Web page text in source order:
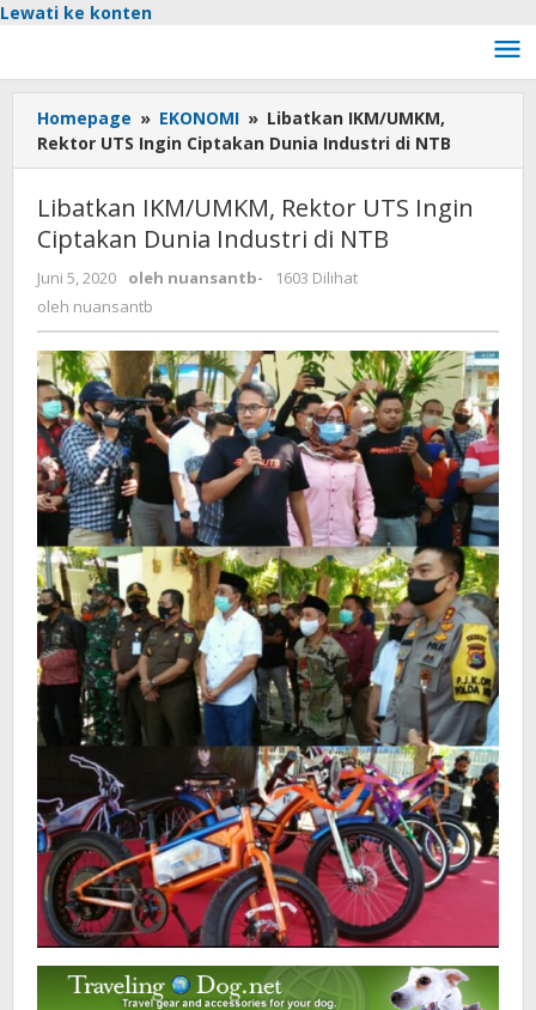
Lewati ke konten
Homepage » EKONOMI » Libatkan IKM/UMKM,
Rektor UTS Ingin Ciptakan Dunia Industri di NTB
Libatkan IKM/UMKM, Rektor UTS Ingin
Ciptakan Dunia Industri di NTB
Juni 5, 2020 oleh nuansantb-
1603 Dilihat
oleh nuansantb